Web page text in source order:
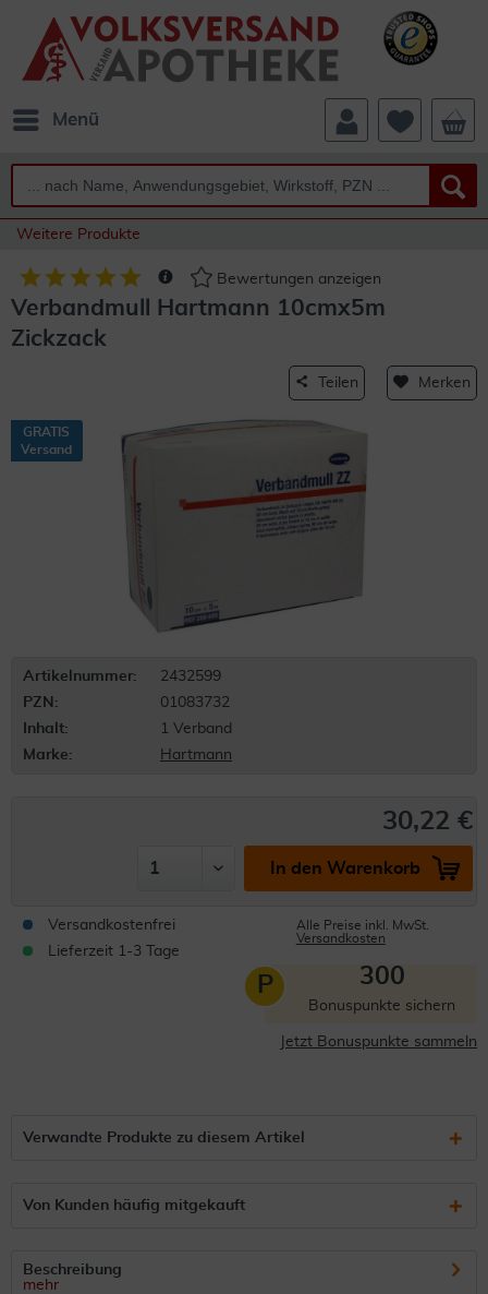
Menü
Weitere Produkte
Bewertungen anzeigen
Verbandmull Hartmann 10cmx5m
Zickzack
Teilen Merken
GRATIS
Versand
Artikelnummer:
2432599
PZN:
01083732
Inhalt:
1 Verband
Marke:
Hartmann
30,22 €
In den Warenkorb
Versandkostenfrei
Lieferzeit 1-3 Tage
Alle Preise inkl. MwSt.
Versandkosten
P 300
Bonuspunkte sichern
Jetzt Bonuspunkte sammeln
Verwandte Produkte zu diesem Artikel
Von Kunden häufig mitgekauft
Beschreibung
mehr